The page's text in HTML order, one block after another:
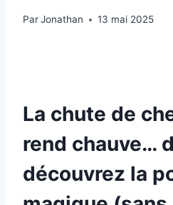
ParJonathan 13 mai 2025
La chute de
rend chauve…
découvrez la